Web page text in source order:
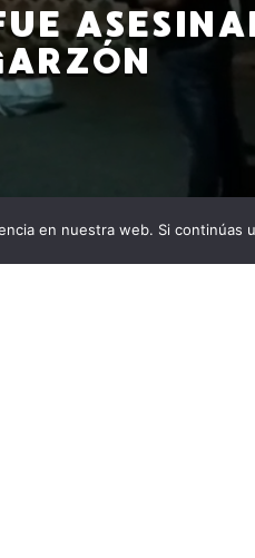
en nuestra web. Si